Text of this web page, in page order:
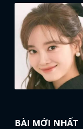
BÀI MỚI NHẤT